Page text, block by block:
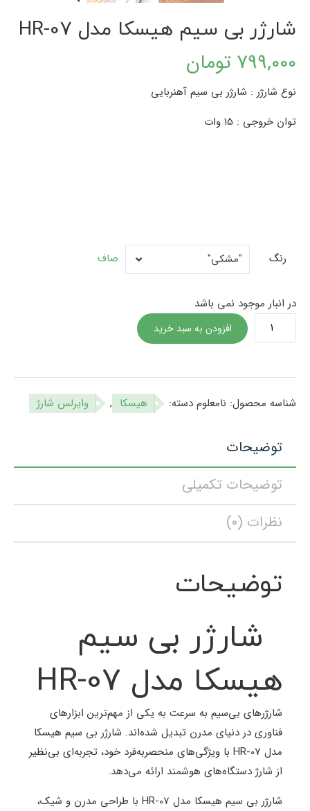
شارژر بی سیم هیسکا مدل HR-07
799,000 تومان
نوع شارژر : شارژر بی سیم آهنربایی
توان خروجی : 15 وات
رنگ "مشکی" رنگ
صاف
در انبار موجود نمی باشد
بی
هیسکا
مدل
افزودن به سبد خرید
شناسه محصول: نامعلوم دسته: هیسکا , وایرلس شارژ
توضیحات
توضیحات تکمیلی
نظرات (0)
توضیحات
شارژر بی سیم
هیسکا مدل HR-07
شارژرهای بی‌سیم به سرعت به یکی از مهم‌ترین ابزارهای
فناوری در دنیای مدرن تبدیل شده‌اند. شارژر بی سیم هیسکا
مدل HR-07 با ویژگی‌های منحصربه‌فرد خود، تجربه‌ای بی‌نظیر
از شارژ دستگاه‌های هوشمند ارائه می‌دهد.
شارژر بی سیم هیسکا مدل HR-07 با طراحی مدرن و شیک،